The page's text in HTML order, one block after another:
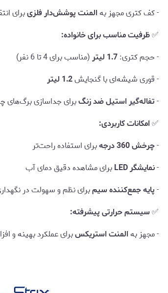
- کف کتری مجهز بهالمنت پوشش‌دار فلزیبرای
✅ظرفیت مناسب برای خانواده:
- حجم کتری:1.7 لیتر
(مناسب برای 4 تا 6 نفر)
- قوری شیشه‌ای با گنجایش1.2 لیتر
-تفاله‌گیر استیل ضد زنگبرای جداسازی برگ‌های
✅امکانات کاربردی:
-چرخش 360 درجه
برای استفاده راحت‌تر
-نمایشگر LED
برای مشاهده دقیق دمای آب
-پایه جمع‌کننده سیمبرای نظم و سهولت در
✅سیستم حرارتی پیشرفته:
- مجهز بهالمنت استریکسبرای عملکرد بهینه و